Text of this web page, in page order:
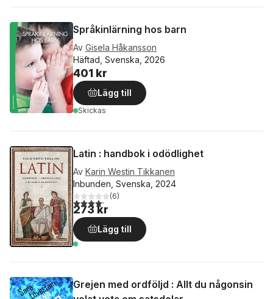
Språkinlärning hos barn
Av Gisela Håkansson
Häftad, Svenska, 2026
401 kr
Lägg till
Skickas
Latin : handbok i odödlighet
Av Karin Westin Tikkanen
Inbunden, Svenska, 2024
4,2utav 5 stjärnor. Totalt antal röster:
(6)
273 kr
Lägg till
Grejen med ordföljd : Allt du någonsin